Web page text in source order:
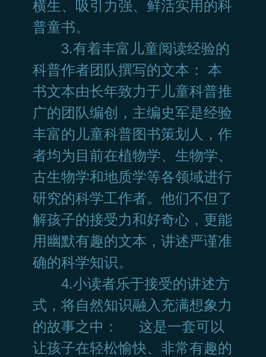
横生、吸引力强、鲜活实用的科
普童书。
3.有着丰富儿童阅读经验的
科普作者团队撰写的文本： 本
书文本由长年致力于儿童科普推
广的团队编创，主编史军是经验
丰富的儿童科普图书策划人，作
者均为目前在植物学、生物学、
古生物学和地质学等各领域进行
研究的科学工作者。他们不但了
解孩子的接受力和好奇心，更能
用幽默有趣的文本，讲述严谨准
确的科学知识。
4.小读者乐于接受的讲述方
式，将自然知识融入充满想象力
的故事之中： 这是一套可以
让孩子在轻松愉快、非常有趣的